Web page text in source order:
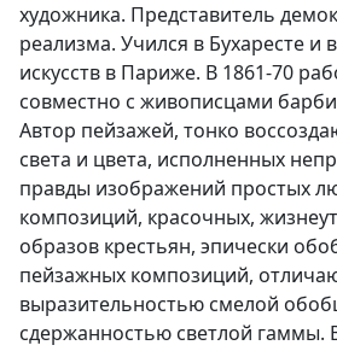
художника. Представитель
реализма. Учился в Бухаресте
искусств в Париже. В 1861-70
совместно с живописцами
Автор пейзажей, тонко
света и цвета, исполненных
правды изображений простых
композиций, красочных,
образов крестьян, эпически
пейзажных композиций,
выразительностью смелой
сдержанностью светлой гаммы.